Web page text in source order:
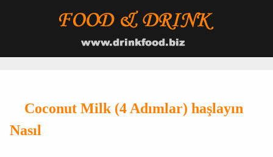
Coconut Milk (4 Adımlar) haşlayın
Nasıl